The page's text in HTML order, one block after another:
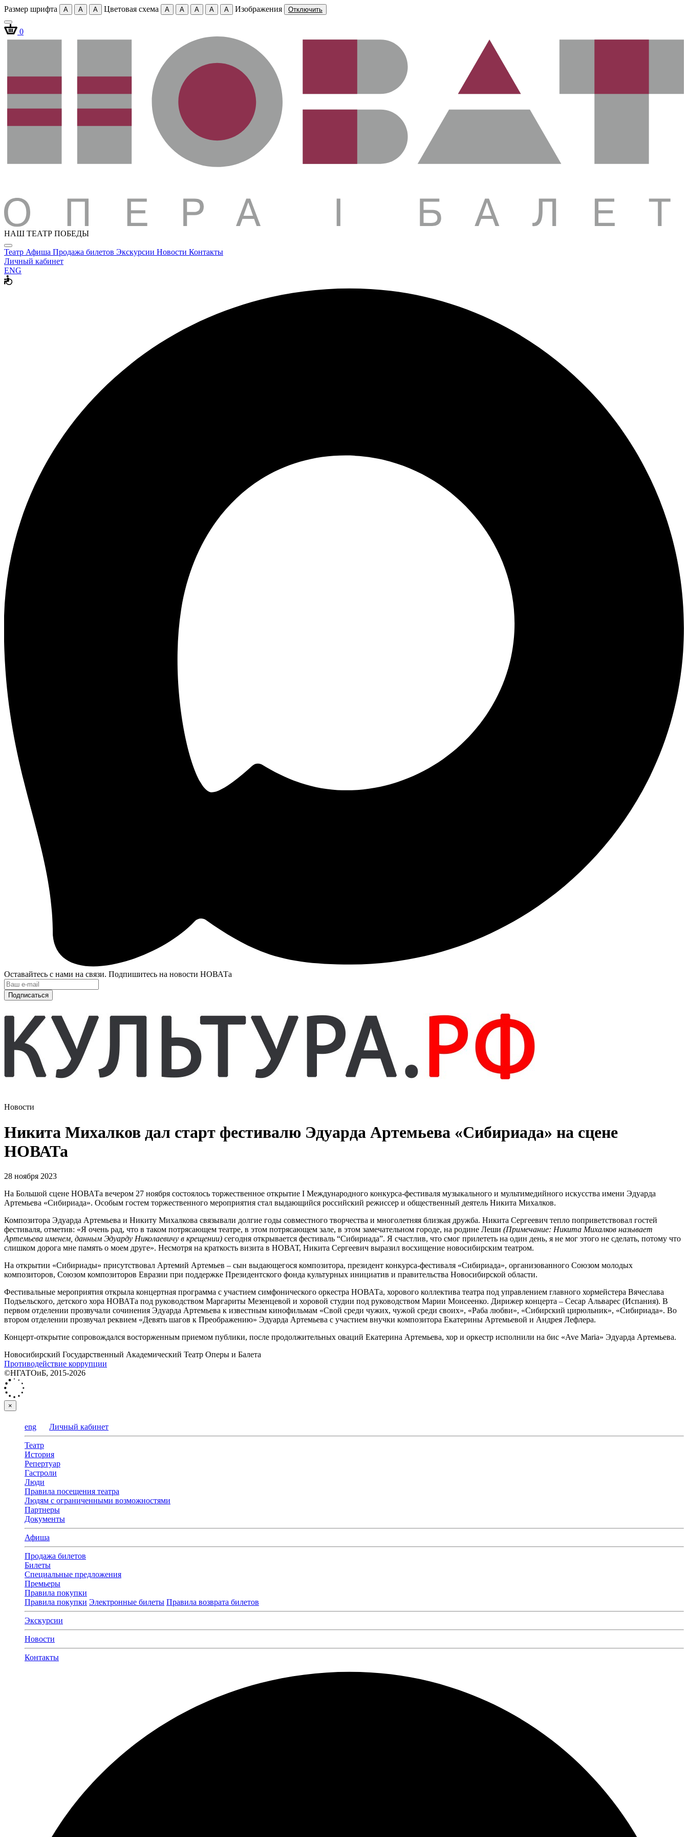
Размер шрифта A A A Цветовая схема A A A A A Изображения Отключить
0
НАШ ТЕАТР ПОБЕДЫ
Театр Афиша Продажа билетов Экскурсии Новости Контакты
Личный кабинет
ENG
Оставайтесь с нами на связи. Подпишитесь на новости НОВАТа
Подписаться
Новости
Никита Михалков дал старт фестивалю Эдуарда Артемьева «Сибириада» на сцене
НОВАТа
28 ноября 2023
На Большой сцене НОВАТа вечером 27 ноября состоялось торжественное открытие I Международного конкурса-фестиваля музыкального и мультимедийного искусства имени Эдуарда
Артемьева «Сибириада». Особым гостем торжественного мероприятия стал выдающийся российский режиссер и общественный деятель Никита Михалков.
Композитора Эдуарда Артемьева и Никиту Михалкова связывали долгие годы совместного творчества и многолетняя близкая дружба. Никита Сергеевич тепло поприветствовал гостей
фестиваля, отметив: «Я очень рад, что в таком потрясающем театре, в этом потрясающем зале, в этом замечательном городе, на родине Леши (Примечание: Никита Михалков называет
Артемьева именем, данным Эдуарду Николаевичу в крещении) сегодня открывается фестиваль “Сибириада”. Я счастлив, что смог прилететь на один день, я не мог этого не сделать, потому что
слишком дорога мне память о моем друге». Несмотря на краткость визита в НОВАТ, Никита Сергеевич выразил восхищение новосибирским театром.
На открытии «Сибириады» присутствовал Артемий Артемьев – сын выдающегося композитора, президент конкурса-фестиваля «Сибириада», организованного Союзом молодых
композиторов, Союзом композиторов Евразии при поддержке Президентского фонда культурных инициатив и правительства Новосибирской области.
Фестивальные мероприятия открыла концертная программа с участием симфонического оркестра НОВАТа, хорового коллектива театра под управлением главного хормейстера Вячеслава
Подъельского, детского хора НОВАТа под руководством Маргариты Мезенцевой и хоровой студии под руководством Марии Моисеенко. Дирижер концерта – Сесар Альварес (Испания). В
первом отделении прозвучали сочинения Эдуарда Артемьева к известным кинофильмам «Свой среди чужих, чужой среди своих», «Раба любви», «Сибирский цирюльник», «Сибириада». Во
втором отделении прозвучал реквием «Девять шагов к Преображению» Эдуарда Артемьева с участием внучки композитора Екатерины Артемьевой и Андрея Лефлера.
Концерт-открытие сопровождался восторженным приемом публики, после продолжительных оваций Екатерина Артемьева, хор и оркестр исполнили на бис «Ave Maria» Эдуарда Артемьева.
Новосибирский Государственный Академический Театр Оперы и Балета
Противодействие коррупции
©НГАТОиБ, 2015-2026
×
eng Личный кабинет
Театр
История
Репертуар
Гастроли
Люди
Правила посещения театра
Людям с ограниченными возможностями
Партнеры
Документы
Афиша
Продажа билетов
Билеты
Специальные предложения
Премьеры
Правила покупки
Правила покупки Электронные билеты Правила возврата билетов
Экскурсии
Новости
Контакты